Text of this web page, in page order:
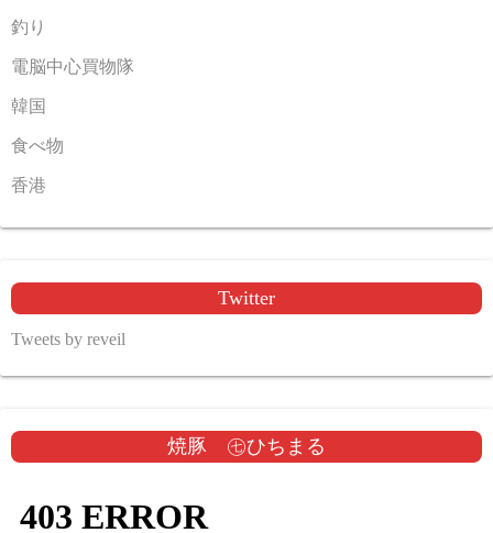
釣り
電脳中心買物隊
韓国
食べ物
香港
Twitter
Tweets by reveil
焼豚 ㊆ひちまる